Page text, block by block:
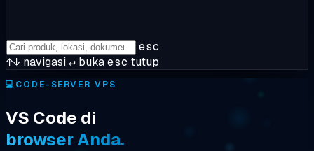
esc
↑↓ navigasi↵ bukaesc tutup
💻CODE-SERVER VPS
VS Code di
browser Anda.